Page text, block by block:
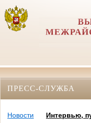
ПРЕСС-СЛУЖБА
Новости
Интервью,